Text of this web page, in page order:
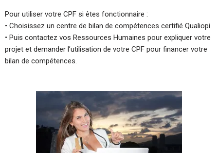
Pour utiliser votre CPF si êtes fonctionnaire :
• Choisissez un centre de bilan de compétences certifié Qualiopi
• Puis contactez vos Ressources Humaines pour expliquer votre
projet et demander l’utilisation de votre CPF pour financer votre
bilan de compétences.